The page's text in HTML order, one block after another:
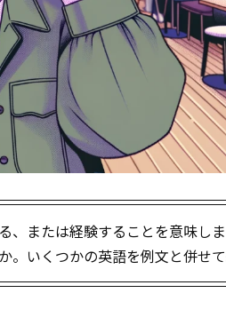
、または経験することを意味し
いくつかの英語を例文と併せて